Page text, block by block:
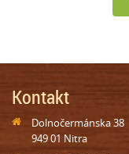
Kontakt
Dolnočermánska 38
949 01 Nitra